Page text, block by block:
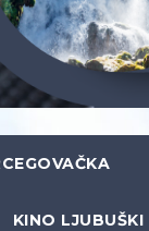
KINO LJUBUŠKI